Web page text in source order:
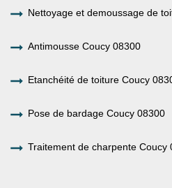
Nettoyage et demoussage de
Antimousse Coucy 08300
Etanchéité de toiture Coucy
Pose de bardage Coucy 08300
Traitement de charpente Coucy